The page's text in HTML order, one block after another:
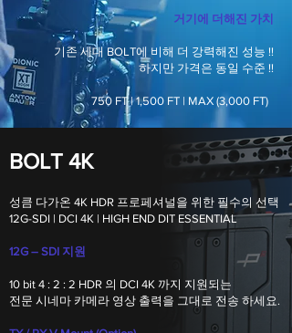
거기에 더해진 가치
기존 세대 BOLT에 비해 더 강력해진 성능 !!
하지만 가격은 동일 수준 !!
750 FT | 1,500 FT | MAX (3,000 FT)
BOLT 4K
성큼 다가온 4K HDR 프로페셔널을 위한 필수의 선택
12G-SDI | DCI 4K | HIGH END DIT ESSENTIAL
12G – SDI 지원
10 bit 4 : 2 : 2 HDR 의 DCI 4K 까지 지원되는
전문 시네마 카메라 영상 출력을 그대로 전송 하세요.